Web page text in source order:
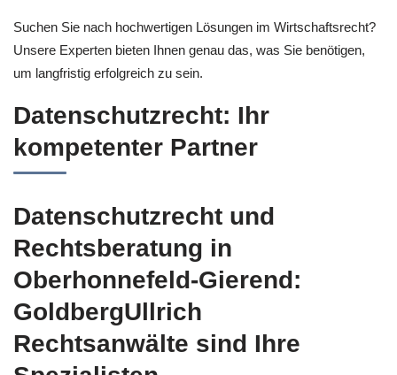
Suchen Sie nach hochwertigen Lösungen im Wirtschaftsrecht?
Unsere Experten bieten Ihnen genau das, was Sie benötigen,
um langfristig erfolgreich zu sein.
Datenschutzrecht: Ihr
kompetenter Partner
Datenschutzrecht und
Rechtsberatung in
Oberhonnefeld-Gierend:
GoldbergUllrich
Rechtsanwälte sind Ihre